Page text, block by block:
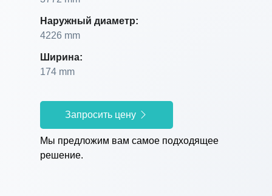
Наружный диаметр:
4226 mm
Ширина:
174 mm
Запросить цену
Мы предложим вам самое подходящее
решение.